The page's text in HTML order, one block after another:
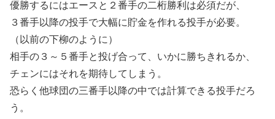
優勝するにはエースと２番手の二桁勝利は必須だが、
３番手以降の投手で大幅に貯金を作れる投手が必要。
（以前の下柳のように）
相手の３～５番手と投げ合って、いかに勝ちきれるか、
チェンにはそれを期待してしまう。
恐らく他球団の三番手以降の中では計算できる投手だろ
う。